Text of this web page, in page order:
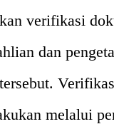
verifikasi
dan
melalui